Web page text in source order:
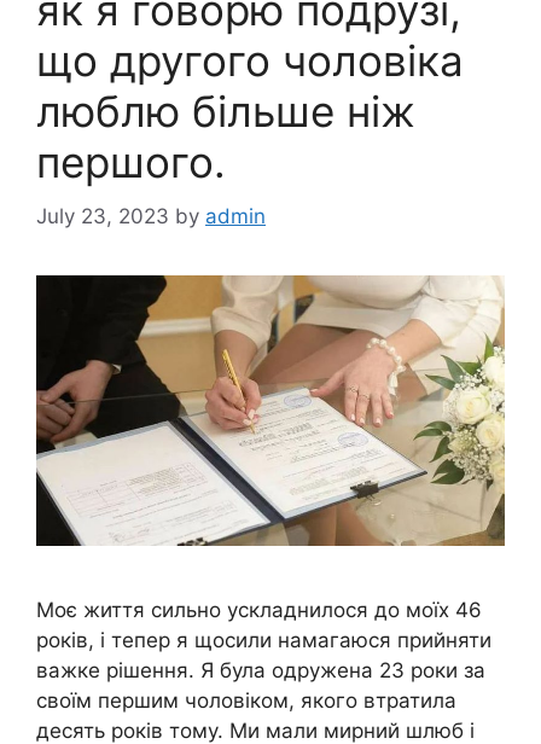
що другого чоловіка
люблю більше ніж
першого.
July 23, 2023 by admin
Моє життя сильно ускладнилося до моїх 46
років, і тепер я щосили намагаюся прийняти
важке рішення. Я була одружена 23 роки за
своїм першим чоловіком, якого втратила
десять років тому. Ми мали мирний шлюб і